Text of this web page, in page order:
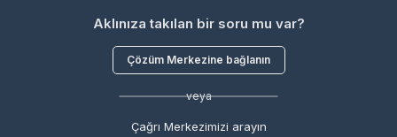
Aklınıza takılan bir soru mu var?
Çözüm Merkezine bağlanın
veya
Çağrı Merkezimizi arayın